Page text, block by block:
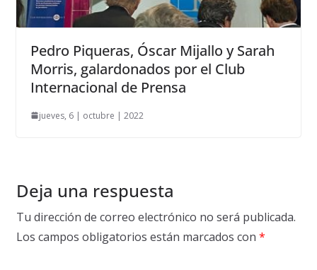
Pedro Piqueras, Óscar Mijallo y Sarah
Morris, galardonados por el Club
Internacional de Prensa
jueves, 6 | octubre | 2022
Deja una respuesta
Tu dirección de correo electrónico no será publicada.
Los campos obligatorios están marcados con *